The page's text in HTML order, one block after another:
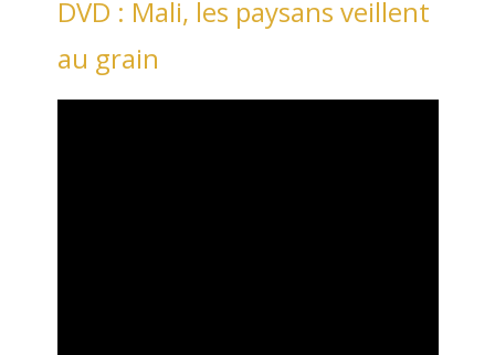
DVD : Mali, les paysans veillent
au grain